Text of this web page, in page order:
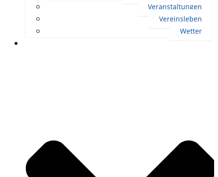
Veranstaltungen
Vereinsleben
Wetter
LEBEN IN ERNDTEBRÜCK